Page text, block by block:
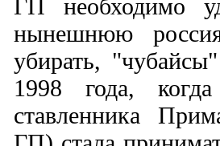
ГП необходимо
нынешнюю
убирать,
1998 года,
ставленника